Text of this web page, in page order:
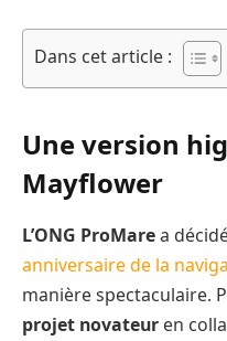
Dans cet article :
Une version
Mayflower
L’ONG ProMarea
anniversaire de la
manière spectaculaire.
projet novateur en